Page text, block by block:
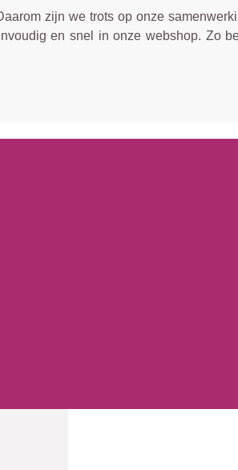
zijn we trots op onze
en snel in onze webshop. Zo